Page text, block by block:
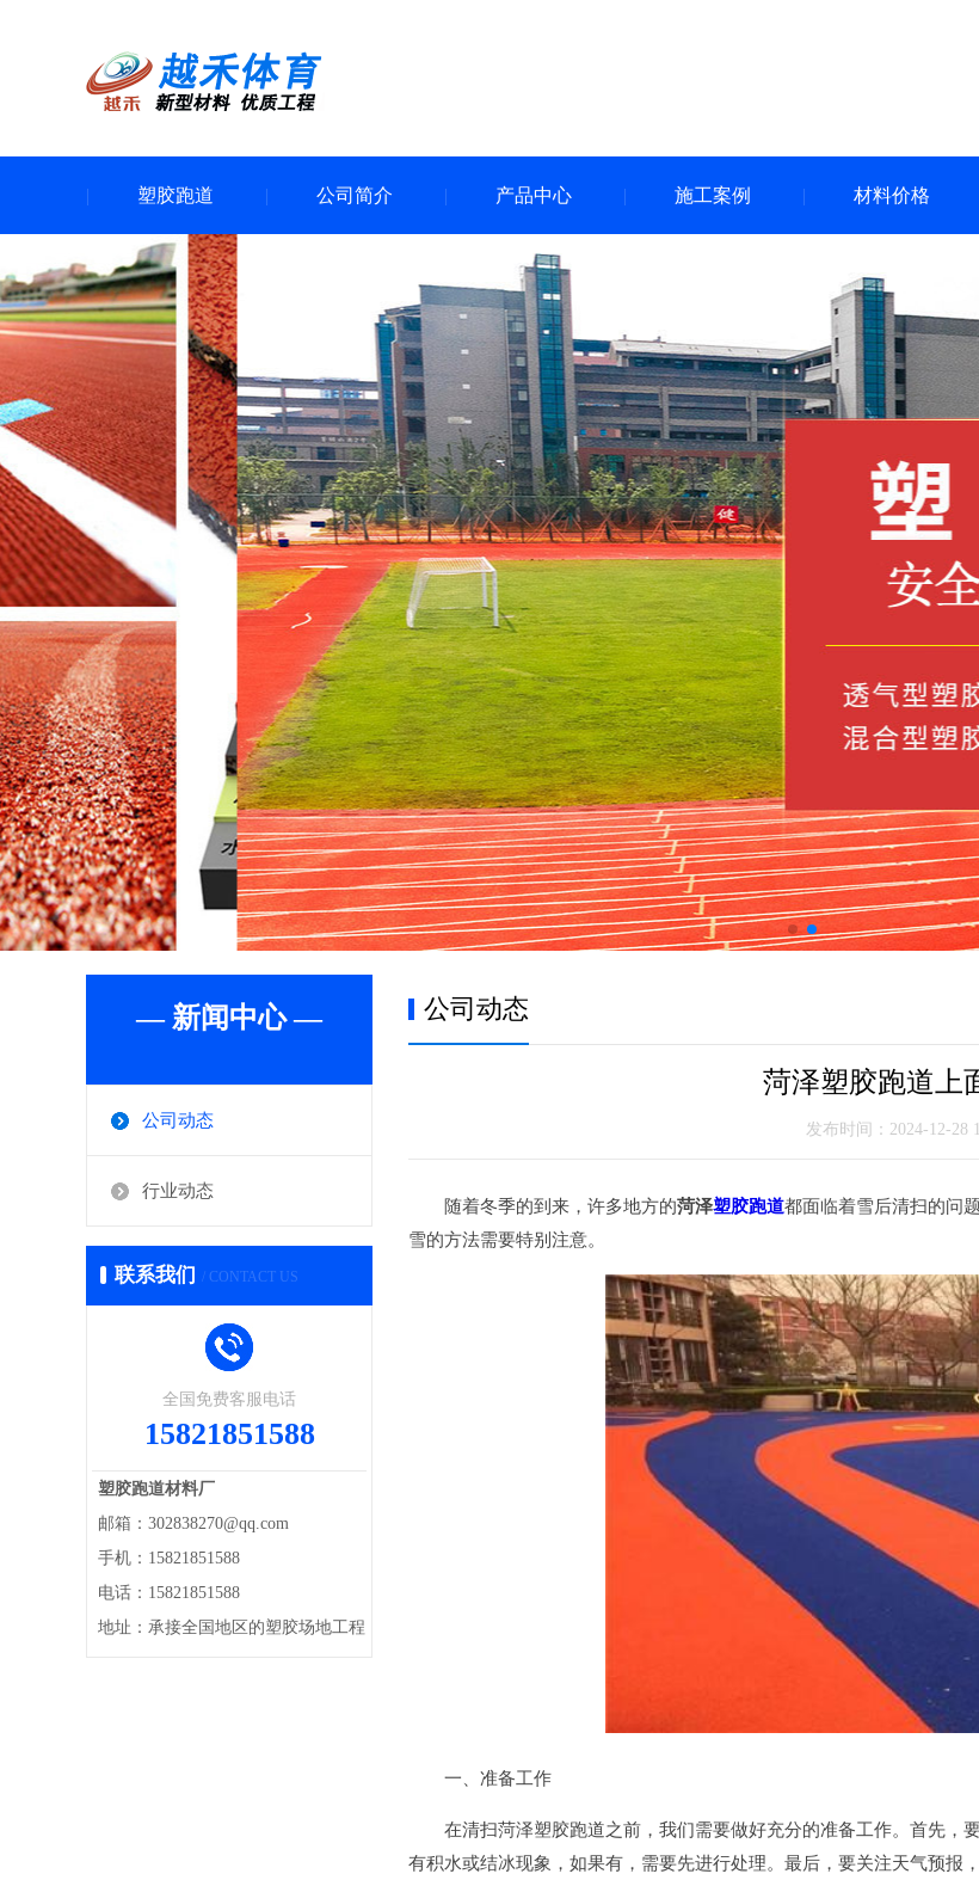
塑胶跑道 公司简介 产品中心 施工案例 材料价格
— 新闻中心 —
公司动态
行业动态
联系我们 / CONTACT US
全国免费客服电话
15821851588
塑胶跑道材料厂
邮箱：302838270@qq.com
手机：15821851588
电话：15821851588
地址：承接全国地区的塑胶场地工程
公司动态
菏泽塑胶跑道上
发布时间：2024-12-28
随着冬季的到来，许多地方的菏泽塑胶跑道都面临着雪后清扫的问
雪的方法需要特别注意。
一、准备工作
在清扫菏泽塑胶跑道之前，我们需要做好充分的准备工作。首先，
有积水或结冰现象，如果有，需要先进行处理。最后，要关注天气预报